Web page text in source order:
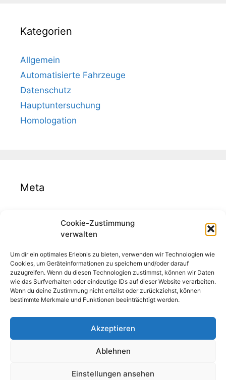
Cookie-Zustimmung
verwalten
Um dir ein optimales Erlebnis zu bieten, verwenden wir Technologien wie
Cookies, um Geräteinformationen zu speichern und/oder darauf
zuzugreifen. Wenn du diesen Technologien zustimmst, können wir Daten
wie das Surfverhalten oder eindeutige IDs auf dieser Website verarbeiten.
Wenn du deine Zustimmung nicht erteilst oder zurückziehst, können
bestimmte Merkmale und Funktionen beeinträchtigt werden.
Akzeptieren
Ablehnen
Einstellungen ansehen
Kategorien
Allgemein
Automatisierte Fahrzeuge
Datenschutz
Hauptuntersuchung
Homologation
Meta
Eintrags-Feed
WordPress.org
Impressum und Datenschutz
DATENSCHUTZERKLÄRUNG